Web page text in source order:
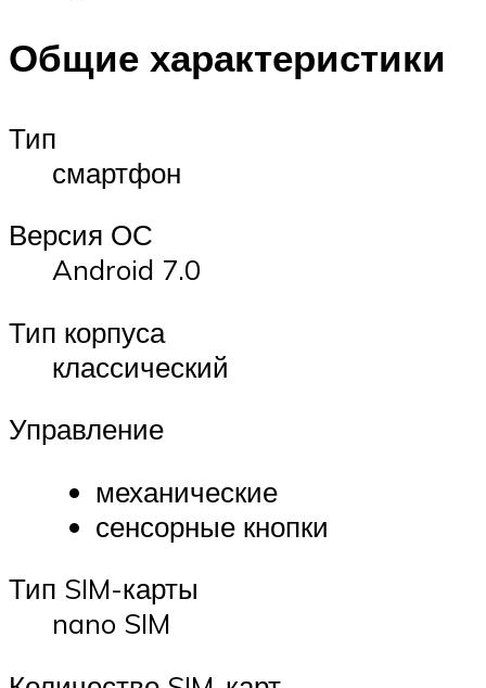
Общие характеристики
Тип
смартфон
Версия ОС
Android 7.0
Тип корпуса
классический
Управление
механические
сенсорные кнопки
Тип SIM-карты
nano SIM